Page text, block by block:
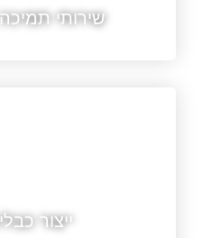
שירותי
ייצור